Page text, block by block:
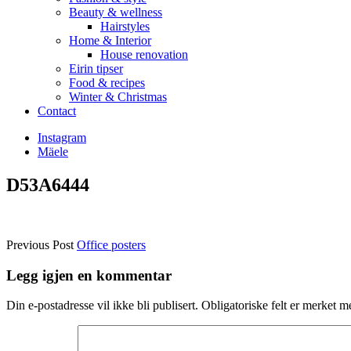
Beauty & wellness
Hairstyles
Home & Interior
House renovation
Eirin tipser
Food & recipes
Winter & Christmas
Contact
Instagram
Mäele
D53A6444
Previous Post Office posters
Legg igjen en kommentar
Din e-postadresse vil ikke bli publisert. Obligatoriske felt er merket